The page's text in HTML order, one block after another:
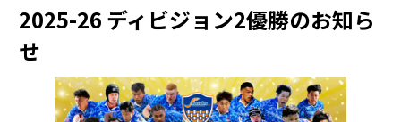
2025-26 ディビジョン2優勝のお知ら
せ